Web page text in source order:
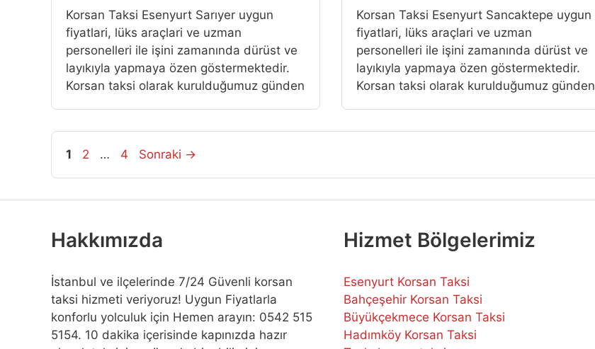
Korsan Taksi Esenyurt Sarıyer uygun
fiyatlari, lüks araçlari ve uzman
personelleri ile işini zamanında dürüst ve
layıkıyla yapmaya özen göstermektedir.
Korsan taksi olarak kurulduğumuz günden
Korsan Taksi Esenyurt Sancaktepe uygun
fiyatlari, lüks araçlari ve uzman
personelleri ile işini zamanında dürüst ve
layıkıyla yapmaya özen göstermektedir.
Korsan taksi olarak kurulduğumuz günden
Sayfa
1 Sayfa
2 … Sayfa
4 Sonraki →
Hakkımızda
İstanbul ve ilçelerinde 7/24 Güvenli korsan
taksi hizmeti veriyoruz! Uygun Fiyatlarla
konforlu yolculuk için Hemen arayın: 0542 515
5154. 10 dakika içerisinde kapınızda hazır
Hizmet Bölgelerimiz
Esenyurt Korsan Taksi
Bahçeşehir Korsan Taksi
Büyükçekmece Korsan Taksi
Hadımköy Korsan Taksi